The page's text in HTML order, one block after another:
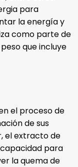
para
la energía y
como parte de
que incluye
el proceso de
de sus
el extracto de
para
la quema de